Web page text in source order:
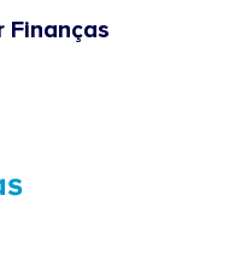
Finanças